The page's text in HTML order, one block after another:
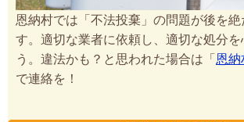
恩納村では「不法投棄」の問題が後を
す。適切な業者に依頼し、適切な処分を
う。違法かも？と思われた場合は「 恩納
で連絡を！